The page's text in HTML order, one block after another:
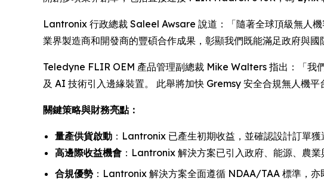
Lantronix 行政總裁 Saleel Awsare 說道：「隨著全球頂級無人
業界製造商和開發商的豐碩合作成果，彰顯我們既能滿足政府與
Teledyne FLIR OEM 產品管理副總裁 Mike Walters 指出：「我
及 AI 技術引入邊緣裝置。 此舉將加快 Gremsy 安全合規無人機
關鍵策略與財務亮點：
量產供貨啟動 ：Lantronix 已產生初期收益，並確認設計訂單獲
高邊際收益機會 ：Lantronix 解決方案已引入政府、能源、農業
合規優勢 ：Lantronix 解決方案全面遵循 NDAA/TAA 標準，亦